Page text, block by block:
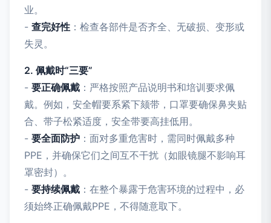
业。
- 查完好性 ：检查各部件是否齐全、无破损、变形或
失灵。
2. 佩戴时“三要”
- 要正确佩戴 ：严格按照产品说明书和培训要求佩
戴。例如，安全帽要系紧下颏带，口罩要确保鼻夹贴
合、带子松紧适度，安全带要高挂低用。
- 要全面防护 ：面对多重危害时，需同时佩戴多种
PPE，并确保它们之间互不干扰（如眼镜腿不影响耳
罩密封）。
- 要持续佩戴 ：在整个暴露于危害环境的过程中，必
须始终正确佩戴PPE，不得随意取下。